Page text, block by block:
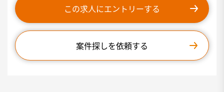
この求人にエントリーする
案件探しを依頼する